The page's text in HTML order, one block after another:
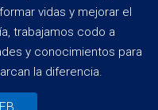
vidas y mejorar el
trabajamos codo a
y conocimientos para
la diferencia.